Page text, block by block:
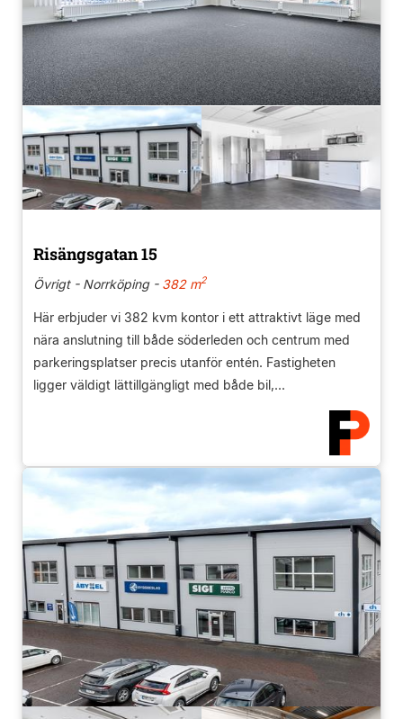
Risängsgatan 15
Övrigt - Norrköping -382 m2
Här erbjuder vi 382 kvm kontor i ett attraktivt läge med
nära anslutning till både söderleden och centrum med
parkeringsplatser precis utanför entén. Fastigheten
ligger väldigt lättillgängligt med både bil,...